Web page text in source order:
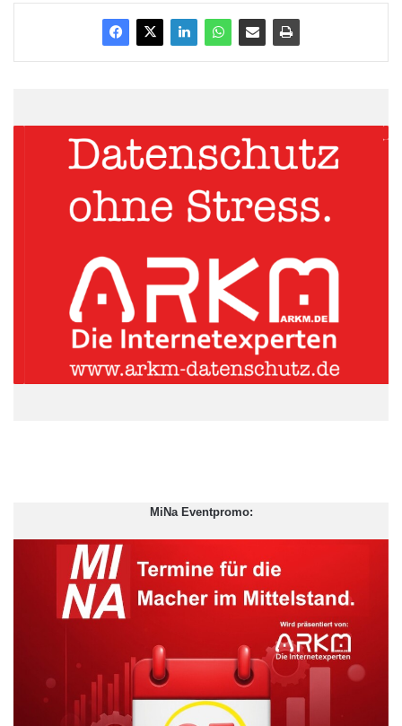
Europaweit überschritt der Konzern mit dem Ablauf des
Geschäftsjahres die Schwellen von 3.000 Märkten und 50.000
Mitarbeitern. Der europaweit 3.000. dm-Markt eröffnete im
Sommer 2014 in Sanski Most in Bosnien-Herzegowina. Das
Wachstum in den 12 Ländern betrug insgesamt 632 Millionen
Milliarden Euro erwirtschaftet werden konnte – ebenfalls ein
neuer Rekord. 52.062 Menschen arbeiten nun bei dm-drogerie
dm eröffnete im abgelaufenen Geschäftsjahr in Deutschland 174
neue dm-Märkte, der Nettozuwachs betrug 142 Märkte. Das
mehr als 214 Millionen Euro Investitionen auf einem noch
160 Millionen Euro in bestehende und neue Märkte investieren.
Geplant sind bundesweit rund 170 Neueröffnungen, was einem
Nettozuwachs von rund 140 Märkten entspricht. „Der
wachsende Kundenzuspruch macht neben einer
kontinuierlichen Pflege und Instandhaltung unserer dm-Märkte
auch eine stetige Erweiterung und Verdichtung unseres
Filialnetzes notwendig“, sagt Markus Trojansky, der als dm-
Geschäftsführer den Bereich Expansion verantwortet.
MiNa Eventpromo: